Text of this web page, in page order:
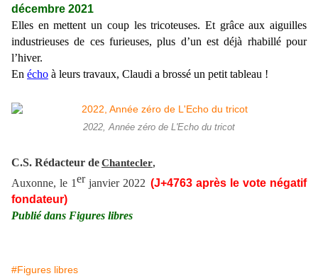
décembre 2021
Elles en mettent un coup les tricoteuses. Et grâce aux aiguilles
industrieuses de ces furieuses, plus d’un est déjà rhabillé pour
l’hiver.
En écho à leurs travaux, Claudi a brossé un petit tableau !
2022, Année zéro de L'Echo du tricot
C.S. Rédacteur deChantecler,
Auxonne, le 1er janvier 2022 (J+4763après le vote négatif
fondateur)
Publié dans Figures libres
#Figures libres